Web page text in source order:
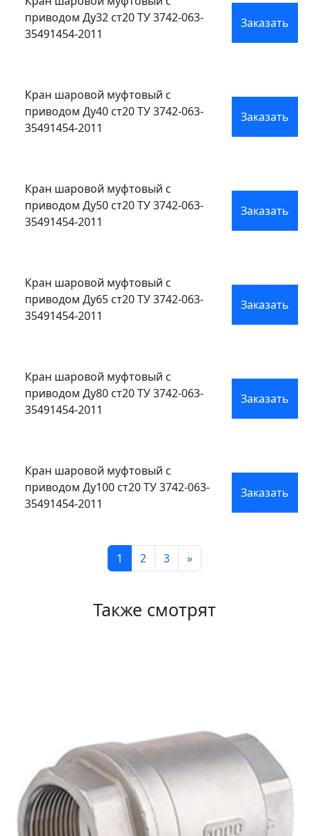
приводом Ду32 ст20 ТУ 3742-063-
35491454-2011
Заказать
Кран шаровой муфтовый с
приводом Ду40 ст20 ТУ 3742-063-
35491454-2011
Заказать
Кран шаровой муфтовый с
приводом Ду50 ст20 ТУ 3742-063-
35491454-2011
Заказать
Кран шаровой муфтовый с
приводом Ду65 ст20 ТУ 3742-063-
35491454-2011
Заказать
Кран шаровой муфтовый с
приводом Ду80 ст20 ТУ 3742-063-
35491454-2011
Заказать
Кран шаровой муфтовый с
приводом Ду100 ст20 ТУ 3742-063-
35491454-2011
Заказать
1 2 3 »
Также смотрят